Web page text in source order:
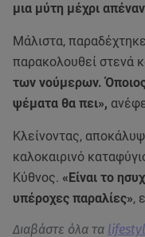
μια μύτη μέχρι
Μάλιστα,
παρακολουθεί στενά
των νούμερων. Όποιος
ψέματα θα πει»,
Κλείνοντας,
καλοκαιρινό
Κύθνος. «Είναι το
υπέροχες παραλίες»,
Διαβάστε όλα τα